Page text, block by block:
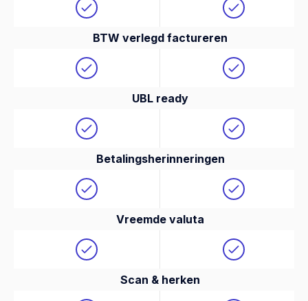
BTW verlegd factureren
UBL ready
Betalingsherinneringen
Vreemde valuta
Scan & herken